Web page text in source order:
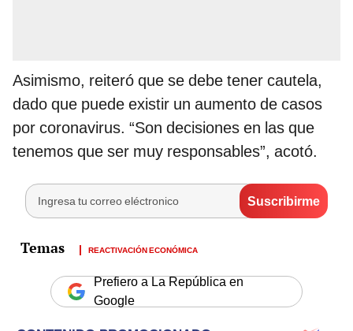
Asimismo, reiteró que se debe tener cautela,
dado que puede existir un aumento de casos
por coronavirus. “Son decisiones en las que
tenemos que ser muy responsables”, acotó.
REACTIVACIÓN ECONÓMICA
Prefiero a La República en
Google